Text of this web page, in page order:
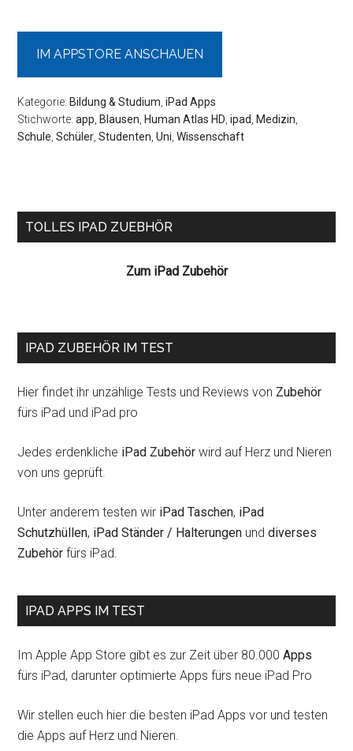
IM APPSTORE ANSCHAUEN
Kategorie: Bildung & Studium ,iPad Apps
Stichworte:app Blausen Human Atlas HD ,ipad Medizin
Schule ,Schüler ,Studenten ,Uni ,Wissenschaft
Seitenspalte
TOLLES IPAD ZUEBHÖR
Zum iPad Zubehör
IPAD ZUBEHÖR IM TEST
Hier findet ihr unzählige Tests und Reviews von Zubehör
fürs iPad und iPad pro
Jedes erdenkliche iPad Zubehör wird auf Herz und Nieren
von uns geprüft.
Unter anderem testen wir iPad Taschen, iPad
Schutzhüllen, iPad Ständer / Halterungen unddiverses
Zubehör fürs iPad.
IPAD APPS IM TEST
Im Apple App Store gibt es zur Zeit über 80.000Apps
fürs iPad, darunter optimierte Apps fürs neue iPad Pro
Wir stellen euch hier die besten iPad Apps vor und testen
die Apps auf Herz und Nieren.